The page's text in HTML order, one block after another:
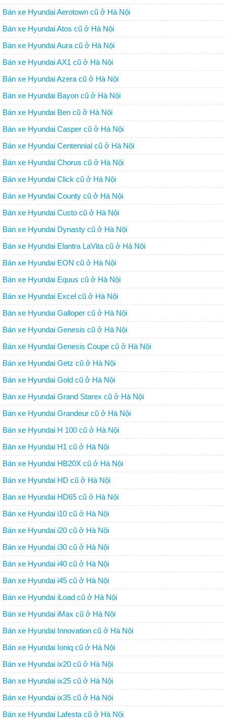
Bán xe Hyundai Aerotown cũ ở Hà Nội
Bán xe Hyundai Atos cũ ở Hà Nội
Bán xe Hyundai Aura cũ ở Hà Nội
Bán xe Hyundai AX1 cũ ở Hà Nội
Bán xe Hyundai Azera cũ ở Hà Nội
Bán xe Hyundai Bayon cũ ở Hà Nội
Bán xe Hyundai Ben cũ ở Hà Nội
Bán xe Hyundai Casper cũ ở Hà Nội
Bán xe Hyundai Centennial cũ ở Hà Nội
Bán xe Hyundai Chorus cũ ở Hà Nội
Bán xe Hyundai Click cũ ở Hà Nội
Bán xe Hyundai County cũ ở Hà Nội
Bán xe Hyundai Custo cũ ở Hà Nội
Bán xe Hyundai Dynasty cũ ở Hà Nội
Bán xe Hyundai Elantra LaVita cũ ở Hà Nội
Bán xe Hyundai EON cũ ở Hà Nội
Bán xe Hyundai Equus cũ ở Hà Nội
Bán xe Hyundai Excel cũ ở Hà Nội
Bán xe Hyundai Galloper cũ ở Hà Nội
Bán xe Hyundai Genesis cũ ở Hà Nội
Bán xe Hyundai Genesis Coupe cũ ở Hà Nội
Bán xe Hyundai Getz cũ ở Hà Nội
Bán xe Hyundai Gold cũ ở Hà Nội
Bán xe Hyundai Grand Starex cũ ở Hà Nội
Bán xe Hyundai Grandeur cũ ở Hà Nội
Bán xe Hyundai H 100 cũ ở Hà Nội
Bán xe Hyundai H1 cũ ở Hà Nội
Bán xe Hyundai HB20X cũ ở Hà Nội
Bán xe Hyundai HD cũ ở Hà Nội
Bán xe Hyundai HD65 cũ ở Hà Nội
Bán xe Hyundai i10 cũ ở Hà Nội
Bán xe Hyundai i20 cũ ở Hà Nội
Bán xe Hyundai i30 cũ ở Hà Nội
Bán xe Hyundai i40 cũ ở Hà Nội
Bán xe Hyundai i45 cũ ở Hà Nội
Bán xe Hyundai iLoad cũ ở Hà Nội
Bán xe Hyundai iMax cũ ở Hà Nội
Bán xe Hyundai Innovation cũ ở Hà Nội
Bán xe Hyundai Ioniq cũ ở Hà Nội
Bán xe Hyundai ix20 cũ ở Hà Nội
Bán xe Hyundai ix25 cũ ở Hà Nội
Bán xe Hyundai ix35 cũ ở Hà Nội
Bán xe Hyundai Lafesta cũ ở Hà Nội